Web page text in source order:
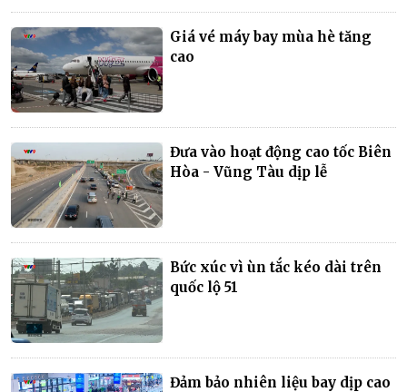
Giá vé máy bay mùa hè tăng
cao
Đưa vào hoạt động cao tốc Biên
Hòa - Vũng Tàu dịp lễ
Bức xúc vì ùn tắc kéo dài trên
quốc lộ 51
Đảm bảo nhiên liệu bay dịp cao